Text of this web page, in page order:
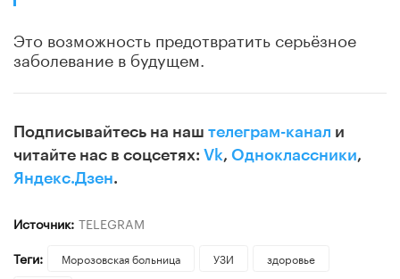
Это возможность предотвратить серьёзное
заболевание в будущем.
Подписывайтесь на наш телеграм-канал и
читайте нас в соцсетях: Vk, Одноклассники,
Яндекс.Дзен.
Источник: TELEGRAM
Теги:
Морозовская больница УЗИ
здоровье